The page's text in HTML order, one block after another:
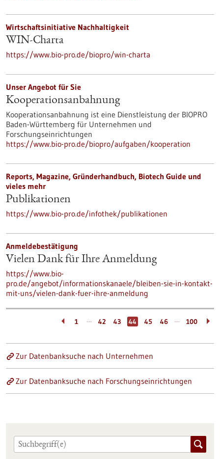
Wirtschaftsinitiative Nachhaltigkeit
WIN-Charta
https://www.bio-pro.de/biopro/win-charta
Unser Angebot für Sie
Kooperationsanbahnung
Kooperationsanbahnung ist eine Dienstleistung der BIOPRO
Baden-Württemberg für Unternehmen und
Forschungseinrichtungen
https://www.bio-pro.de/biopro/aufgaben/kooperation
Reports, Magazine, Gründerhandbuch, Biotech Guide und
vieles mehr
Publikationen
https://www.bio-pro.de/infothek/publikationen
Anmeldebestätigung
Vielen Dank für Ihre Anmeldung
https://www.bio-
pro.de/angebot/informationskanaele/bleiben-sie-in-kontakt-
mit-uns/vielen-dank-fuer-ihre-anmeldung
1 … 42 43 44 45 46 … 100
Zur Datenbanksuche nach Unternehmen
Zur Datenbanksuche nach Forschungseinrichtungen